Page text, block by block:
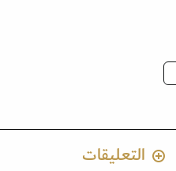
التعليقات